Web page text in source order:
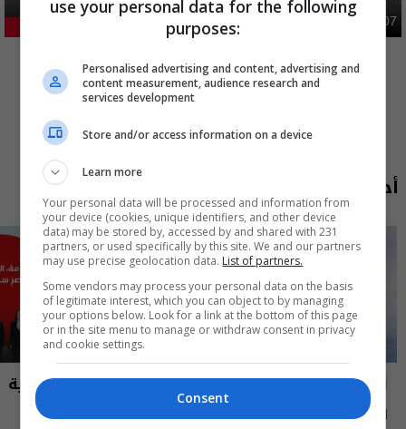
23.91% 06:40 | 2026-08-07
أحدث الحلقات
العراق في دقيقة
العراق في دقيقة 07-08-2026 | 2026
نشرة أخبار السومرية
نشرة ٧ آب ٢٠٢٦ | 2026
use your personal data for the following
purposes:
Personalised advertising and content, advertising and
content measurement, audience research and
services development
Store and/or access information on a device
Learn more
Your personal data will be processed and information from
your device (cookies, unique identifiers, and other device
data) may be stored by, accessed by and shared with 231
partners, or used specifically by this site. We and our partners
may use precise geolocation data. List of partners.
Some vendors may process your personal data on the basis
of legitimate interest, which you can object to by managing
your options below. Look for a link at the bottom of this page
or in the site menu to manage or withdraw consent in privacy
and cookie settings.
Consent